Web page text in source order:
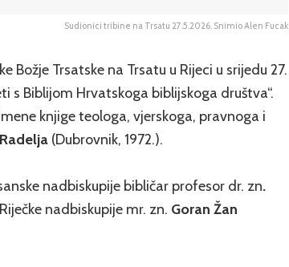
Sudionici tribine na Trsatu 27.5.2026. Snimio Alen Fucak
Božje Trsatske na Trsatu u Rijeci u srijedu 27.
s Biblijom Hrvatskoga biblijskoga društva“.
knjige teologa, vjerskoga, pravnoga i
(Dubrovnik, 1972.).
nadbiskupije bibličar profesor dr. zn.
nadbiskupije mr. zn. Goran Žan